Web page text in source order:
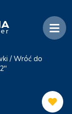
/ Wróć do